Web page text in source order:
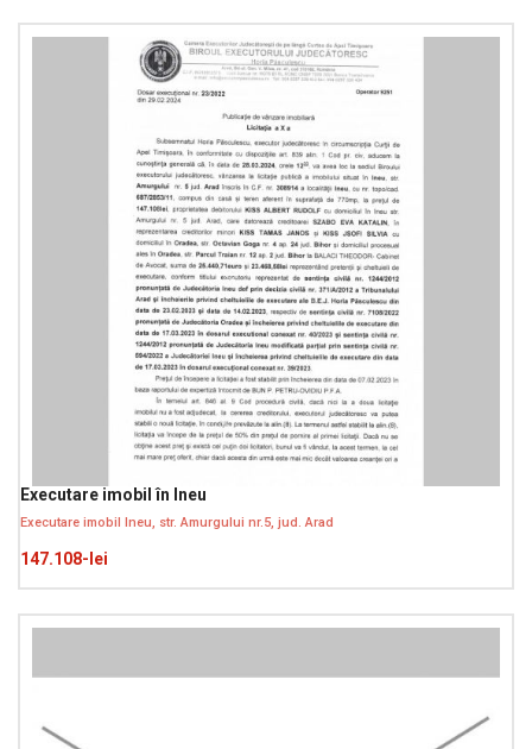
Executare imobil în Ineu
Executare imobil Ineu, str. Amurgului nr.5, jud. Arad
147.108-lei